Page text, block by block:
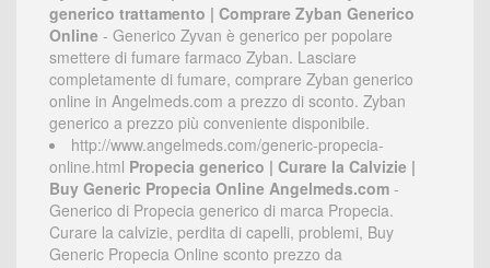
generico trattamento | Comprare Zyban Generico
Online - Generico Zyvan è generico per popolare
smettere di fumare farmaco Zyban. Lasciare
completamente di fumare, comprare Zyban generico
online in Angelmeds.com a prezzo di sconto. Zyban
generico a prezzo più conveniente disponibile.
http://www.angelmeds.com/generic-propecia-
online.html Propecia generico | Curare la Calvizie |
Buy Generic Propecia Online Angelmeds.com -
Generico di Propecia generico di marca Propecia.
Curare la calvizie, perdita di capelli, problemi, Buy
Generic Propecia Online sconto prezzo da